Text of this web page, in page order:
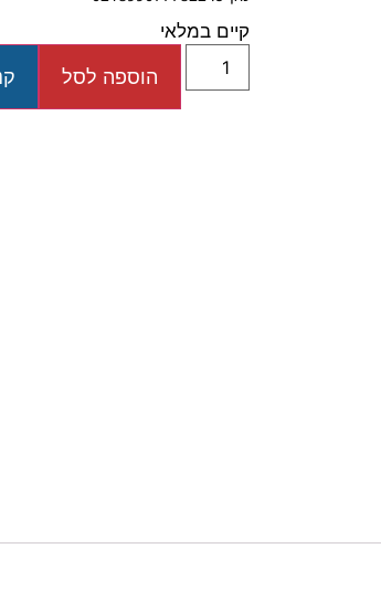
קיים במלאי
הוספה לסל